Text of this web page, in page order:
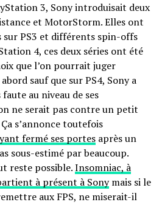
3, Sony introduisait deux
et MotorStorm. Elles ont
sur PS3 et différents spin-offs
4, ces deux séries ont été
que l’on pourrait juger
sauf que sur PS4, Sony a
au niveau de ses
ne serait pas contre un petit
s’annonce toutefois
fermé ses portes après un
sous-estimé par beaucoup.
reste possible.Insomniac, à
à présent à Sonymais si le
aux FPS, ne miserait-il